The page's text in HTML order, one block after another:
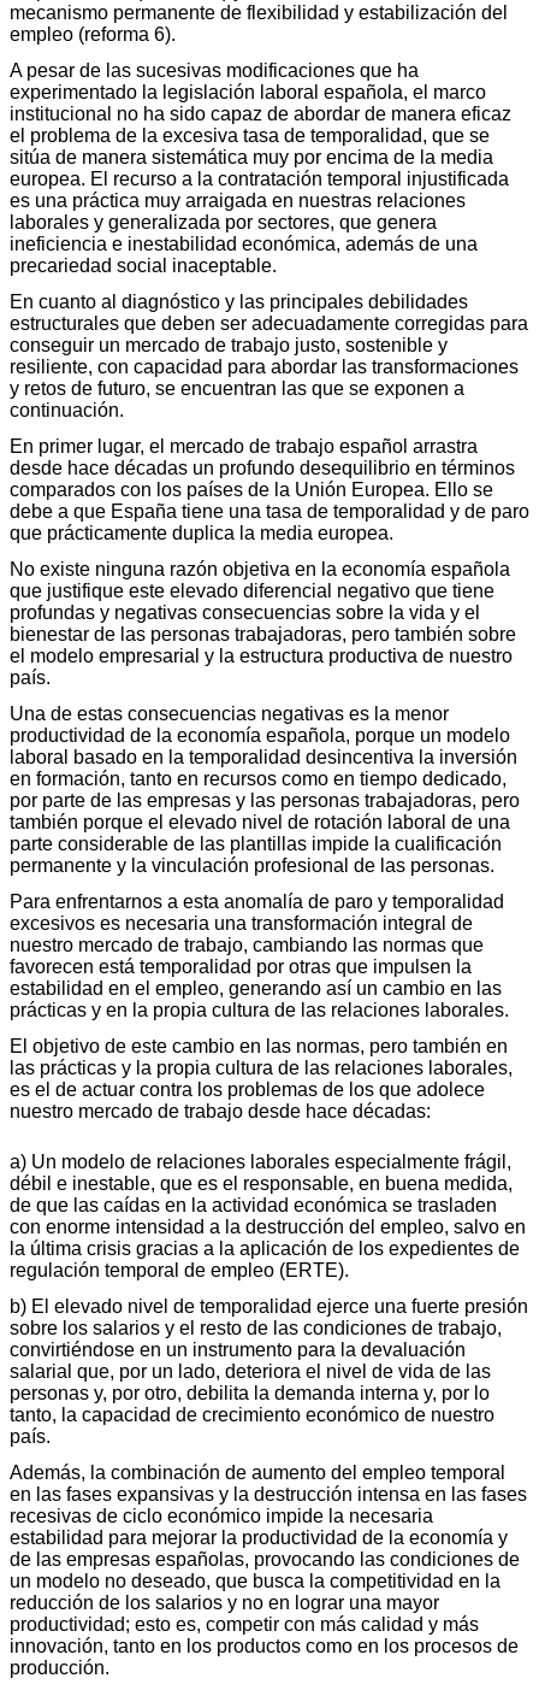
mecanismo permanente de flexibilidad y estabilización del
empleo (reforma 6).
A pesar de las sucesivas modificaciones que ha
experimentado la legislación laboral española, el marco
institucional no ha sido capaz de abordar de manera eficaz
el problema de la excesiva tasa de temporalidad, que se
sitúa de manera sistemática muy por encima de la media
europea. El recurso a la contratación temporal injustificada
es una práctica muy arraigada en nuestras relaciones
laborales y generalizada por sectores, que genera
ineficiencia e inestabilidad económica, además de una
precariedad social inaceptable.
En cuanto al diagnóstico y las principales debilidades
estructurales que deben ser adecuadamente corregidas para
conseguir un mercado de trabajo justo, sostenible y
resiliente, con capacidad para abordar las transformaciones
y retos de futuro, se encuentran las que se exponen a
continuación.
En primer lugar, el mercado de trabajo español arrastra
desde hace décadas un profundo desequilibrio en términos
comparados con los países de la Unión Europea. Ello se
debe a que España tiene una tasa de temporalidad y de paro
que prácticamente duplica la media europea.
No existe ninguna razón objetiva en la economía española
que justifique este elevado diferencial negativo que tiene
profundas y negativas consecuencias sobre la vida y el
bienestar de las personas trabajadoras, pero también sobre
el modelo empresarial y la estructura productiva de nuestro
país.
Una de estas consecuencias negativas es la menor
productividad de la economía española, porque un modelo
laboral basado en la temporalidad desincentiva la inversión
en formación, tanto en recursos como en tiempo dedicado,
por parte de las empresas y las personas trabajadoras, pero
también porque el elevado nivel de rotación laboral de una
parte considerable de las plantillas impide la cualificación
permanente y la vinculación profesional de las personas.
Para enfrentarnos a esta anomalía de paro y temporalidad
excesivos es necesaria una transformación integral de
nuestro mercado de trabajo, cambiando las normas que
favorecen está temporalidad por otras que impulsen la
estabilidad en el empleo, generando así un cambio en las
prácticas y en la propia cultura de las relaciones laborales.
El objetivo de este cambio en las normas, pero también en
las prácticas y la propia cultura de las relaciones laborales,
es el de actuar contra los problemas de los que adolece
nuestro mercado de trabajo desde hace décadas:
a) Un modelo de relaciones laborales especialmente frágil,
débil e inestable, que es el responsable, en buena medida,
de que las caídas en la actividad económica se trasladen
con enorme intensidad a la destrucción del empleo, salvo en
la última crisis gracias a la aplicación de los expedientes de
regulación temporal de empleo (ERTE).
b) El elevado nivel de temporalidad ejerce una fuerte presión
sobre los salarios y el resto de las condiciones de trabajo,
convirtiéndose en un instrumento para la devaluación
salarial que, por un lado, deteriora el nivel de vida de las
personas y, por otro, debilita la demanda interna y, por lo
tanto, la capacidad de crecimiento económico de nuestro
país.
Además, la combinación de aumento del empleo temporal
en las fases expansivas y la destrucción intensa en las fases
recesivas de ciclo económico impide la necesaria
estabilidad para mejorar la productividad de la economía y
de las empresas españolas, provocando las condiciones de
un modelo no deseado, que busca la competitividad en la
reducción de los salarios y no en lograr una mayor
productividad; esto es, competir con más calidad y más
innovación, tanto en los productos como en los procesos de
producción.